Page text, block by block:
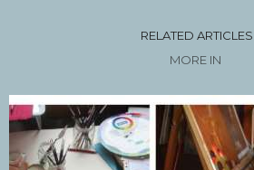
RELATED ARTICLES
MORE IN